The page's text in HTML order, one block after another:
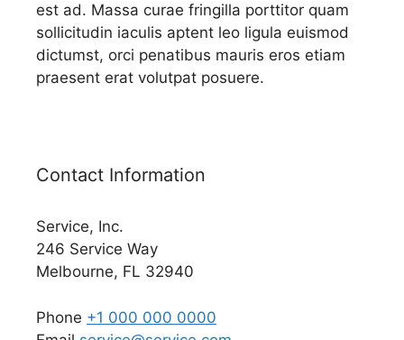
est ad. Massa curae fringilla porttitor quam
sollicitudin iaculis aptent leo ligula euismod
dictumst, orci penatibus mauris eros etiam
praesent erat volutpat posuere.
Contact Information
Service, Inc.
246 Service Way
Melbourne, FL 32940
Phone +1 000 000 0000